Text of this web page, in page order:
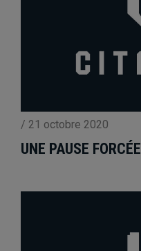
/ 21 octobre 2020
UNE PAUSE FORCÉE